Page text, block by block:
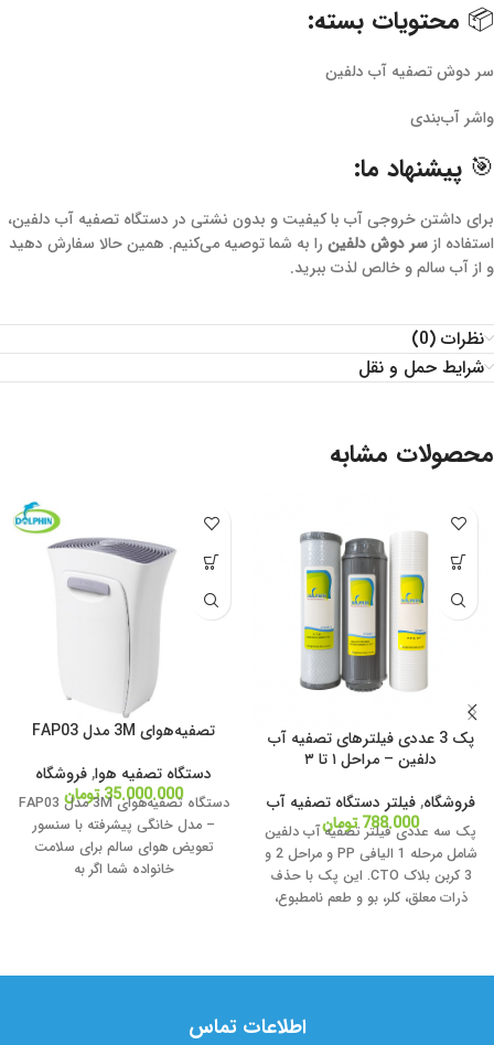
📦 محتویات بسته:
سر دوش تصفیه آب دلفین
واشر آب‌بندی
🎯 پیشنهاد ما:
برای داشتن خروجی آب با کیفیت و بدون نشتی در دستگاه تصفیه آب دلفین،
استفاده ازسر دوش دلفین را به شما توصیه می‌کنیم. همین حالا سفارش دهید
و از آب سالم و خالص لذت ببرید.
نظرات (0)
شرایط حمل و نقل
محصولات مشابه
پک 3 عددی فیلترهای تصفیه آب
دلفین – مراحل ۱ تا ۳
فروشگاه,فیلتر دستگاه تصفیه آب
788.000 تومان
پک سه عددی فیلتر تصفیه آب دلفین
شامل مرحله 1 الیافی PP و مراحل 2 و
3 کربن بلاک CTO. این پک با حذف
ذرات معلق، کلر، بو و طعم نامطبوع،
تصفیه‌هوای 3M مدل FAP03
دستگاه تصفیه هوا,فروشگاه
35.000.000تومان دستگاه تصفیه‌هوای 3M مدل FAP03
– مدل خانگی پیشرفته با سنسور
تعویض هوای سالم برای سلامت
خانواده شما اگر به
اطلاعات تماس